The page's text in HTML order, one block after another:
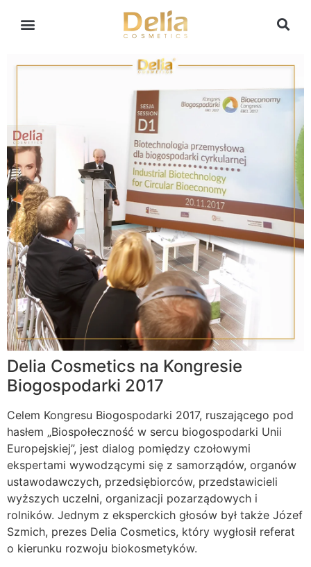
Delia Cosmetics na Kongresie
Biogospodarki 2017
Celem Kongresu Biogospodarki 2017, ruszającego pod
hasłem „Biospołeczność w sercu biogospodarki Unii
Europejskiej”, jest dialog pomiędzy czołowymi
ekspertami wywodzącymi się z samorządów, organów
ustawodawczych, przedsiębiorców, przedstawicieli
wyższych uczelni, organizacji pozarządowych i
rolników. Jednym z eksperckich głosów był także Józef
Szmich, prezes Delia Cosmetics, który wygłosił referat
o kierunku rozwoju biokosmetyków.